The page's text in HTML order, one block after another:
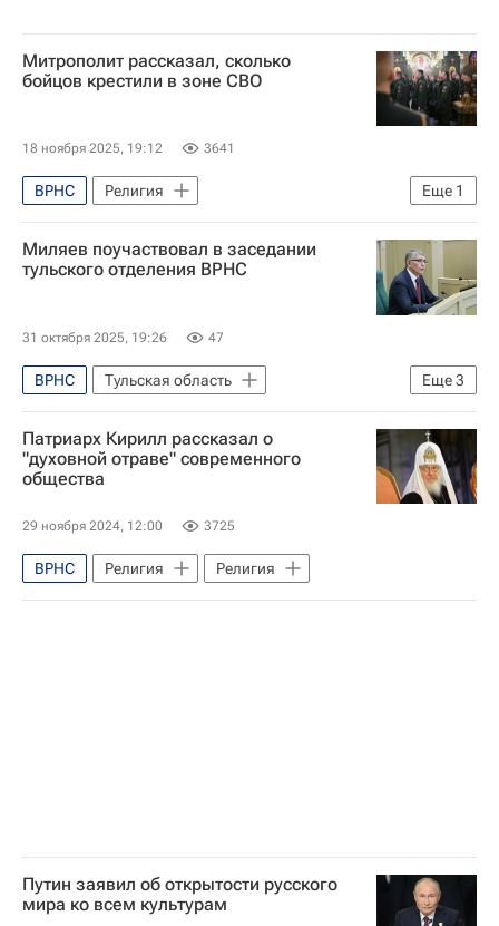
Митрополит рассказал, сколько
бойцов крестили в зоне СВО
18 ноября 2025, 19:12 3641
Еще 1
ВРНС
Религия
Русская православная церковь
Миляев поучаствовал в заседании
тульского отделения ВРНС
31 октября 2025, 19:26 47
Еще3
ВРНС
Тульская область
Тульская область
Русская православная церковь
Дмитрий Миляев
Патриарх Кирилл рассказал о
"духовной отраве" современного
общества
29 ноября 2024, 12:00 3725
ВРНС Религия Религия
Путин заявил об открытости русского
мира ко всем культурам